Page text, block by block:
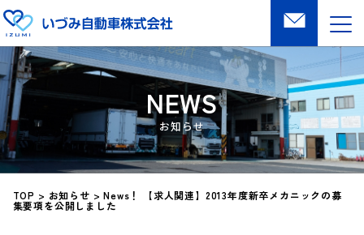
NEWS
TOP > お知らせ >News！ 【求人関連】2013年度新卒メカニックの募
集要項を公開しました